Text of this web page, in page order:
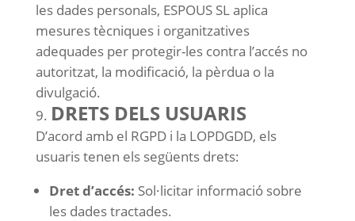
les dades personals, ESPOUS SL aplica
mesures tècniques i organitzatives
adequades per protegir-les contra l’accés no
autoritzat, la modificació, la pèrdua o la
divulgació.
DRETS DELS USUARIS
D’acord amb el RGPD i la LOPDGDD, els
usuaris tenen els següents drets:
Dret d’accés: Sol·licitar informació sobre
les dades tractades.